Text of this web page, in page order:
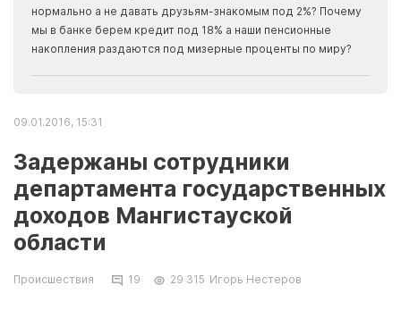
нормально а не давать друзьям-знакомым под 2%? Почему
мы в банке берем кредит под 18% а наши пенсионные
накопления раздаются под мизерные проценты по миру?
09.01.2016, 15:31
Задержаны сотрудники
департамента государственных
доходов Мангистауской
области
Происшествия 19 29 315 Игорь Нестеров